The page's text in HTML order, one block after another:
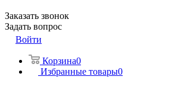
Заказать звонок
Задать вопрос
Войти
Корзина0
Избранные товары0